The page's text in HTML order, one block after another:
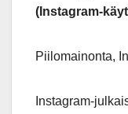
(Instagram-
Piilomainonta,
Instagram-